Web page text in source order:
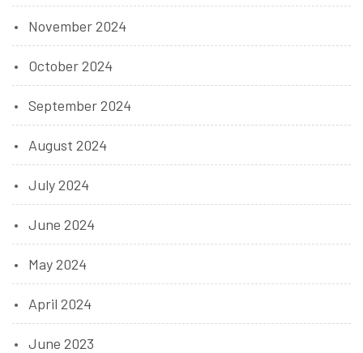
November 2024
October 2024
September 2024
August 2024
July 2024
June 2024
May 2024
April 2024
June 2023